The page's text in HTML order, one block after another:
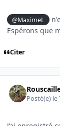
@MaximeL
Espérons que
Citer
Posté(e) le